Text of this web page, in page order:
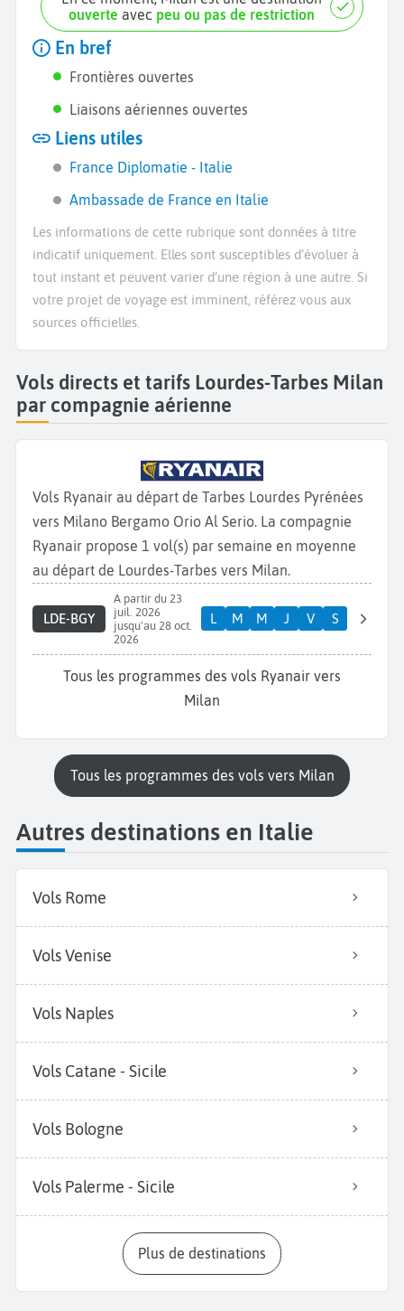
ouverte avec peu ou pas de restriction
En bref
Frontières ouvertes
Liaisons aériennes ouvertes
Liens utiles
France Diplomatie - Italie
Ambassade de France en Italie
Les informations de cette rubrique sont données à titre
indicatif uniquement. Elles sont susceptibles d’évoluer à
tout instant et peuvent varier d’une région à une autre. Si
votre projet de voyage est imminent, référez vous aux
sources officielles.
Vols directs et tarifs Lourdes-Tarbes Milan
par compagnie aérienne
Vols Ryanair au départ de Tarbes Lourdes Pyrénées
vers Milano Bergamo Orio Al Serio. La compagnie
Ryanair propose 1 vol(s) par semaine en moyenne
au départ de Lourdes-Tarbes vers Milan.
LDE-BGY
A partir du 23
juil. 2026
jusqu'au 28 oct.
2026
L M M J V S
Tous les programmes des vols Ryanair vers
Milan
Tous les programmes des vols vers Milan
Autres destinations en Italie
Vols Rome
Vols Venise
Vols Naples
Vols Catane - Sicile
Vols Bologne
Vols Palerme - Sicile
Plus de destinations